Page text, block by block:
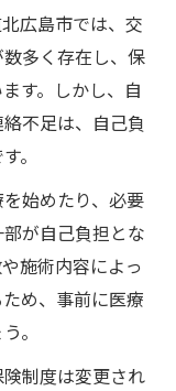
広島市では、交
多く存在し、保
す。しかし、自
不足は、自己負
。
始めたり、必要
が自己負担とな
施術内容によっ
め、事前に医療
。
制度は変更され